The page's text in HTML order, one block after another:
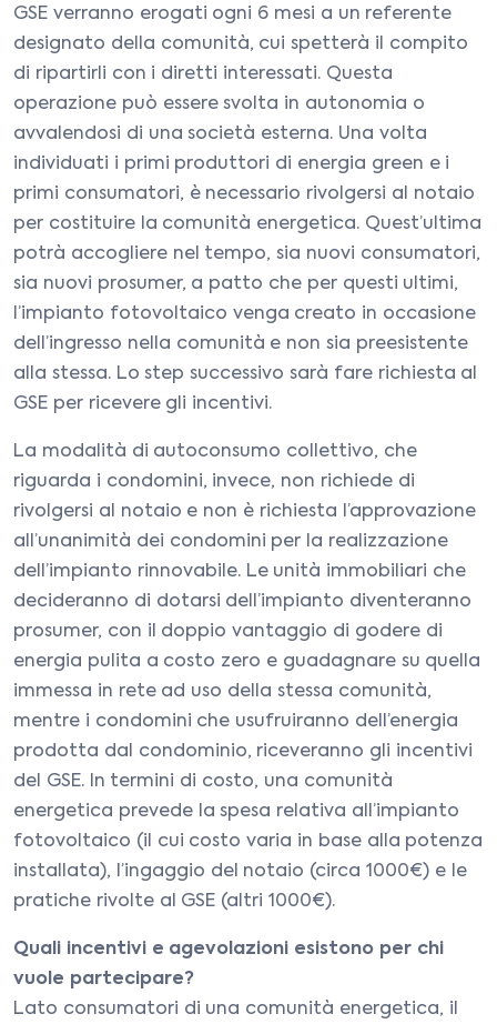
GSE verranno erogati ogni 6 mesi a un referente
designato della comunità, cui spetterà il compito
di ripartirli con i diretti interessati. Questa
operazione può essere svolta in autonomia o
avvalendosi di una società esterna. Una volta
individuati i primi produttori di energia green e i
primi consumatori, è necessario rivolgersi al notaio
per costituire la comunità energetica. Quest’ultima
potrà accogliere nel tempo, sia nuovi consumatori,
sia nuovi prosumer, a patto che per questi ultimi,
l’impianto fotovoltaico venga creato in occasione
dell’ingresso nella comunità e non sia preesistente
alla stessa. Lo step successivo sarà fare richiesta al
GSE per ricevere gli incentivi.
La modalità di autoconsumo collettivo, che
riguarda i condomini, invece, non richiede di
rivolgersi al notaio e non è richiesta l’approvazione
all’unanimità dei condomini per la realizzazione
dell’impianto rinnovabile. Le unità immobiliari che
decideranno di dotarsi dell’impianto diventeranno
prosumer, con il doppio vantaggio di godere di
energia pulita a costo zero e guadagnare su quella
immessa in rete ad uso della stessa comunità,
mentre i condomini che usufruiranno dell’energia
prodotta dal condominio, riceveranno gli incentivi
del GSE. In termini di costo, una comunità
energetica prevede la spesa relativa all’impianto
fotovoltaico (il cui costo varia in base alla potenza
installata), l’ingaggio del notaio (circa 1000€) e le
pratiche rivolte al GSE (altri 1000€).
Quali incentivi e agevolazioni esistono per chi
vuole partecipare?
Lato consumatori di una comunità energetica, il